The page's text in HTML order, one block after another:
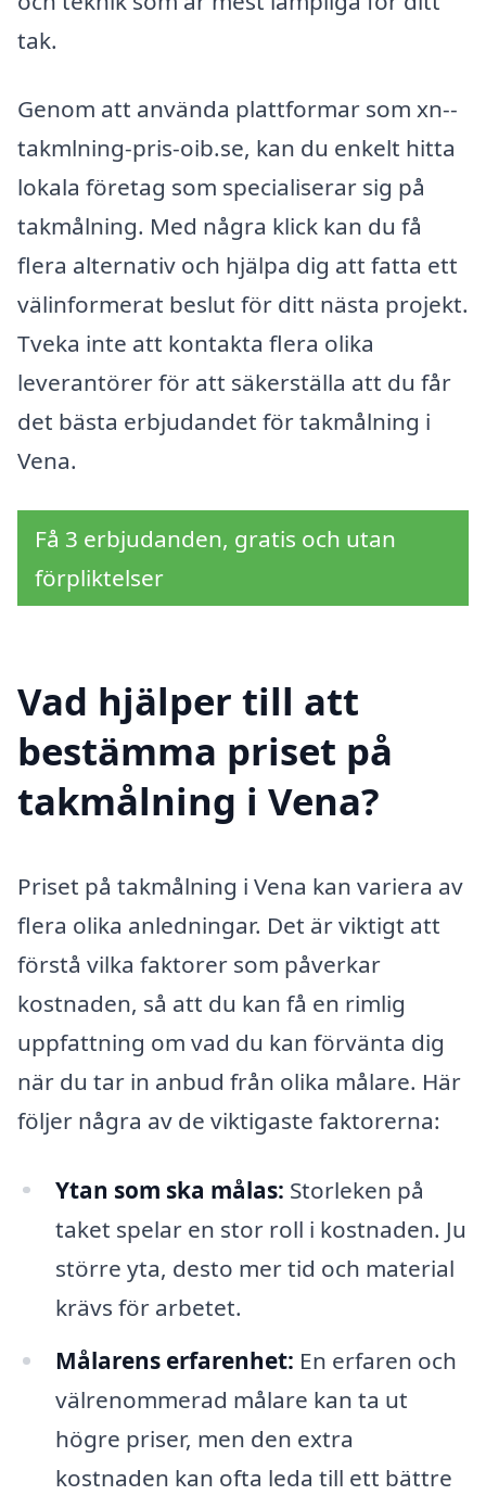
tak.
Genom att använda plattformar som xn--
takmlning-pris-oib.se, kan du enkelt hitta
lokala företag som specialiserar sig på
takmålning. Med några klick kan du få
flera alternativ och hjälpa dig att fatta ett
välinformerat beslut för ditt nästa projekt.
Tveka inte att kontakta flera olika
leverantörer för att säkerställa att du får
det bästa erbjudandet för takmålning i
Vena.
Få 3 erbjudanden, gratis och utan
förpliktelser
Vad hjälper till att
bestämma priset på
takmålning i Vena?
Priset på takmålning i Vena kan variera av
flera olika anledningar. Det är viktigt att
förstå vilka faktorer som påverkar
kostnaden, så att du kan få en rimlig
uppfattning om vad du kan förvänta dig
när du tar in anbud från olika målare. Här
följer några av de viktigaste faktorerna:
Ytan som ska målas: Storleken på
taket spelar en stor roll i kostnaden. Ju
större yta, desto mer tid och material
krävs för arbetet.
Målarens erfarenhet: En erfaren och
välrenommerad målare kan ta ut
högre priser, men den extra
kostnaden kan ofta leda till ett bättre